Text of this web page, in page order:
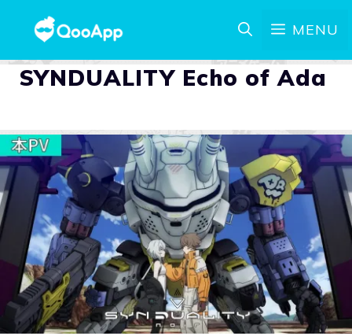
MENU
SYNDUALITY Echo of Ada